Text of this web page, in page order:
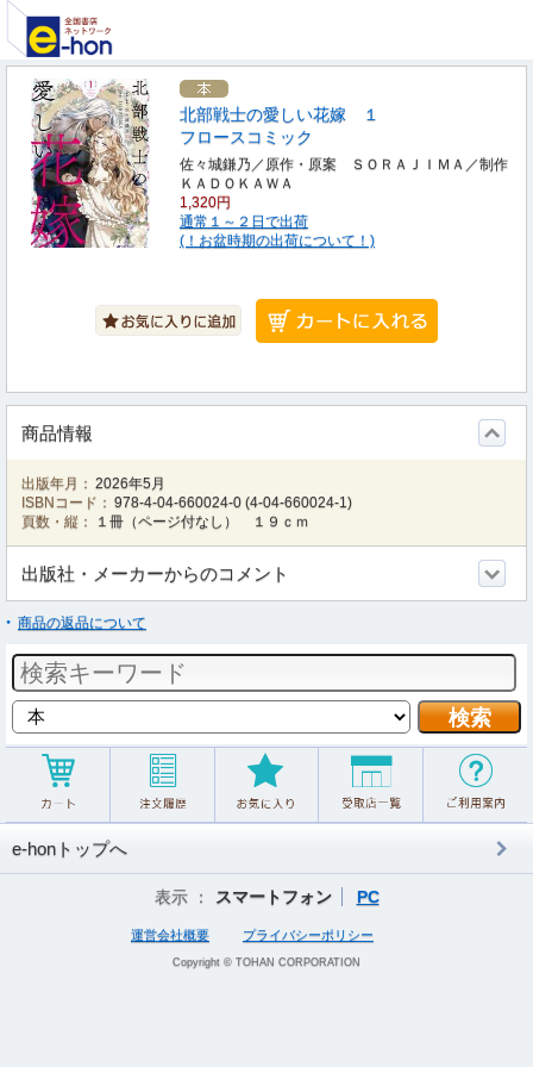
北部戦士の愛しい花嫁 １
フロースコミック
佐々城鎌乃／原作・原案 ＳＯＲＡＪＩＭＡ／制作
ＫＡＤＯＫＡＷＡ
1,320円
通常１～２日で出荷
(！お盆時期の出荷について！)
商品情報
出版年月： 2026年5月
ISBNコード： 978-4-04-660024-0 (4-04-660024-1)
頁数・縦：
１冊（ページ付なし） １９ｃｍ
出版社・メーカーからのコメント
商品の返品について
e-honトップへ
表示 ： スマートフォン PC
運営会社概要 プライバシーポリシー
Copyright © TOHAN CORPORATION